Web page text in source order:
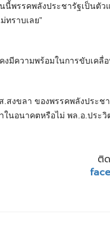
นี้พรรคพลังประชารัฐเป็นตั
ทราบเลย”
งมีความพร้อมในการขับเค
.สงขลา ของพรรคพลังประ
นอนาคตหรือไม่ พล.อ.ประวิ
ติ